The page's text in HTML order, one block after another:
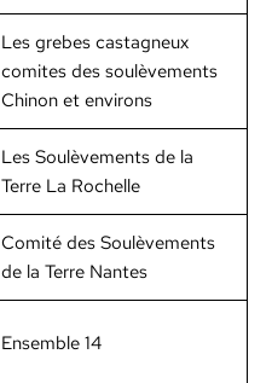
Les grebes castag­neux
comites des soulève­ments
Chi­non et envi­rons
Les Soulève­ments de la
Terre La Rochelle
Comité des Soulève­ments
de la Terre Nantes
Ensem­ble 14